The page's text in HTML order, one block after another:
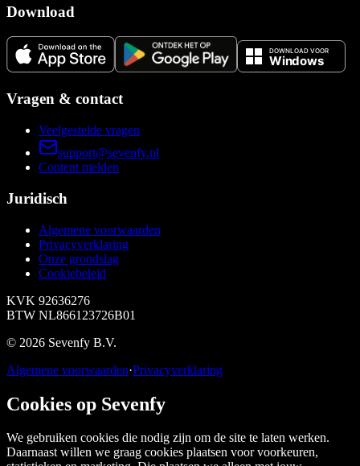
Download
Vragen & contact
Veelgestelde vragen
support@sevenfy.nl
Content melden
Juridisch
Algemene voorwaarden
Privacyverklaring
Onze grondslag
Cookiebeleid
KVK 92636276
BTW NL866123726B01
© 2026 Sevenfy B.V.
Algemene voorwaarden·Privacyverklaring
Cookies op Sevenfy
We gebruiken cookies die nodig zijn om de site te laten werken.
Daarnaast willen we graag cookies plaatsen voor voorkeuren,